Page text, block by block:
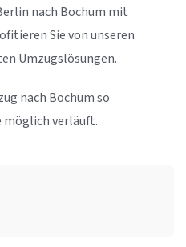
nach Bochum mit
Sie von unseren
Umzugslösungen.
nach Bochum so
möglich verläuft.